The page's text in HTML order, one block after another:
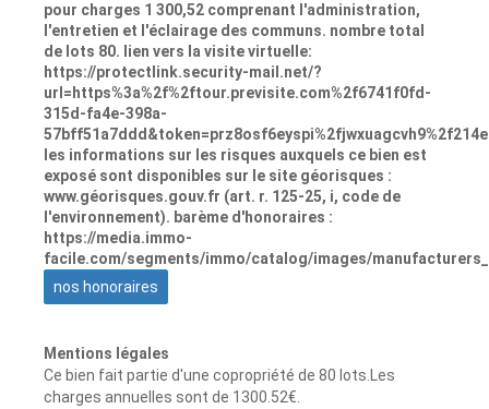
pour charges 1 300,52 comprenant l'administration,
l'entretien et l'éclairage des communs. nombre total
de lots 80. lien vers la visite virtuelle:
https://protectlink.security-mail.net/?
url=https%3a%2f%2ftour.previsite.com%2f6741f0fd-
315d-fa4e-398a-
les informations sur les risques auxquels ce bien est
exposé sont disponibles sur le site géorisques :
www.géorisques.gouv.fr (art. r. 125-25, i, code de
l'environnement). barème d'honoraires :
https://media.immo-
facile.com/segments/immo/catalog/images/
nos honoraires
Mentions légales
Ce bien fait partie d'une copropriété de 80 lots.Les
charges annuelles sont de 1300.52€.